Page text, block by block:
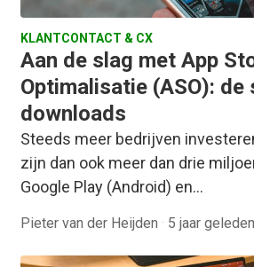
KLANTCONTACT & CX
Aan de slag met App
Optimalisatie (ASO):
downloads
Steeds meer bedrijven
zijn dan ook meer dan drie
Google Play (Android) en…
Pieter van der Heijden · 5 jaar geleden